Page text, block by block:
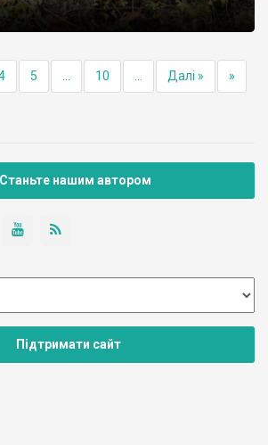
5 10 Далі » »
Станьте нашим автором
Підтримати сайт